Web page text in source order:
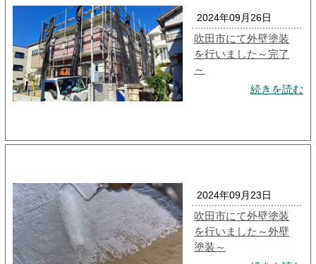
2024年09月26日
吹田市にて外壁塗装
を行いました～完了
～
続きを読む
2024年09月23日
吹田市にて外壁塗装
を行いました～外壁
塗装～